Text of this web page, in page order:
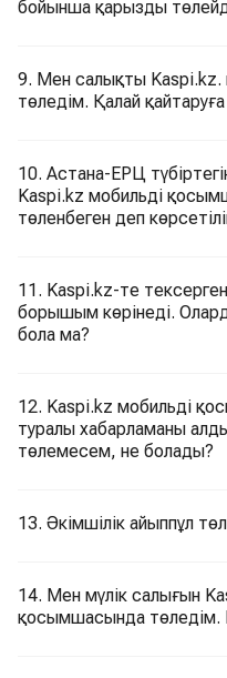
бойынша қарызды
9. Мен салықты
төледім. Қалай
10. Астана-ЕРЦ
Kaspi.kz мобильді
төленбеген деп
11. Kaspi.kz-те
борышым көрінеді.
бола ма?
12. Kaspi.kz мобильді
туралы хабарламаны
төлемесем, не болады?
13. Әкімшілік айыппұл
14. Мен мүлік салығын
қосымшасында төледім.